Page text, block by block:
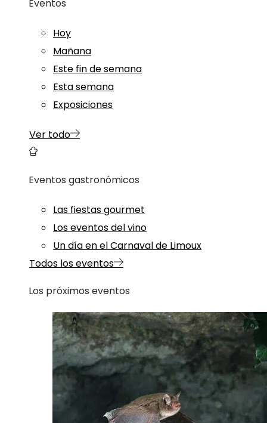
Eventos
Hoy
Mañana
Este fin de semana
Esta semana
Exposiciones
Ver todo
Eventos gastronómicos
Las fiestas gourmet
Los eventos del vino
Un día en el Carnaval de Limoux
Todos los eventos
Los próximos eventos